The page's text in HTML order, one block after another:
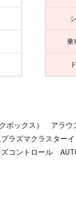
乗
クボックス） ア
ズマクラスター
コントロール